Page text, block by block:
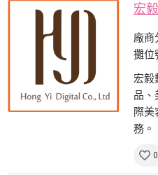
宏
廠商
攤位
宏毅
品、
際
務。
0